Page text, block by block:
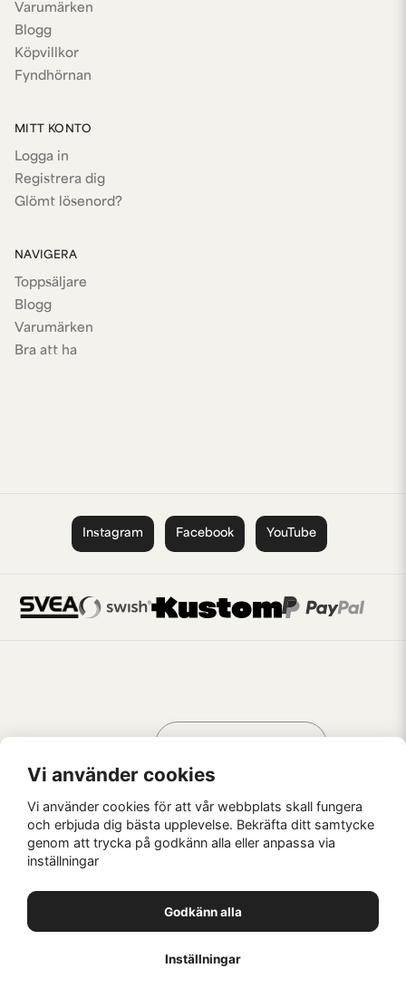
Varumärken
Blogg
Köpvillkor
Fyndhörnan
MITT KONTO
Logga in
Registrera dig
Glömt lösenord?
NAVIGERA
Toppsäljare
Blogg
Varumärken
Bra att ha
Instagram Facebook YouTube
Kaffebrus AB, Förskeppsgatan 2, 271 55 Ystad
AV KREATÖRER
Vi använder cookies
Vi använder cookies för att vår webbplats skall fungera
och erbjuda dig bästa upplevelse. Bekräfta ditt samtycke
genom att trycka på godkänn alla eller anpassa via
inställningar
Godkänn alla
Inställningar